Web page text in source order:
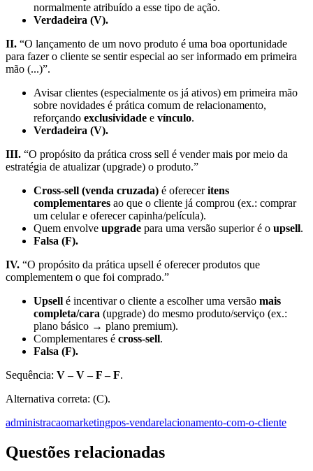
normalmente atribuído a esse tipo de ação.
Verdadeira (V).
II. “O lançamento de um novo produto é uma boa oportunidade
para fazer o cliente se sentir especial ao ser informado em primeira
mão (...)”.
Avisar clientes (especialmente os já ativos) em primeira mão
sobre novidades é prática comum de relacionamento,
reforçando exclusividade e vínculo.
Verdadeira (V).
III. “O propósito da prática cross sell é vender mais por meio da
estratégia de atualizar (upgrade) o produto.”
Cross-sell (venda cruzada) é ofereceritens
complementares ao que o cliente já comprou (ex.: comprar
um celular e oferecer capinha/película).
Quem envolve upgrade para uma versão superior é o upsell.
Falsa (F).
IV. “O propósito da prática upsell é oferecer produtos que
complementem o que foi comprado.”
Upsell é incentivar o cliente a escolher uma versão mais
completa/cara (upgrade) do mesmo produto/serviço (ex.:
plano básico → plano premium).
Complementares é cross-sell.
Falsa (F).
Sequência: V – V – F – F.
Alternativa correta: (C).
administracaomarketingpos-vendarelacionamento-com-o-cliente
Questões relacionadas